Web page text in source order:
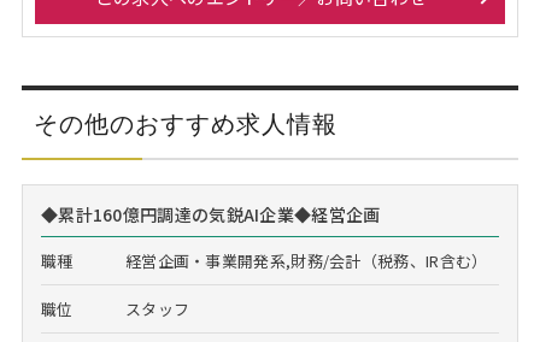
その他のおすすめ求人情報
◆累計160億円調達の気鋭AI企業◆経営企画
職種 経営企画・事業開発系,財務/会計（税務、IR含む）
職位 スタッフ